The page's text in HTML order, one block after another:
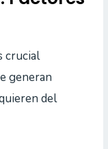
crucial
generan
del